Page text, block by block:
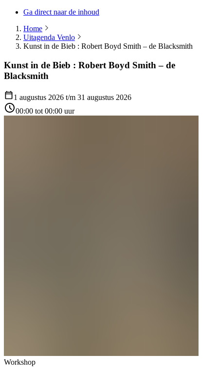
Ga direct naar de inhoud
Home
Uitagenda Venlo
Kunst in de Bieb : Robert Boyd Smith – de Blacksmith
Kunst in de Bieb : Robert Boyd Smith – de
Blacksmith
1 augustus 2026 t/m 31 augustus 2026
00:00 tot 00:00 uur
Workshop